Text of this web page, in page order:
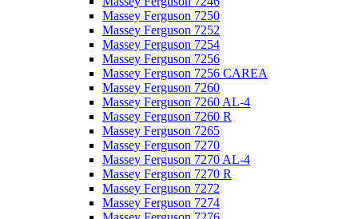
Massey Ferguson 7250
Massey Ferguson 7252
Massey Ferguson 7254
Massey Ferguson 7256
Massey Ferguson 7256 CAREA
Massey Ferguson 7260
Massey Ferguson 7260 AL-4
Massey Ferguson 7260 R
Massey Ferguson 7265
Massey Ferguson 7270
Massey Ferguson 7270 AL-4
Massey Ferguson 7270 R
Massey Ferguson 7272
Massey Ferguson 7274